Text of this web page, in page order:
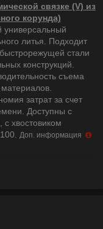
связке (V) из
корунда)
универсальный
литья. Подходит
стали
конструкций.
съема
затрат за счет
Доступны с
хвостовиком
Доп. информация